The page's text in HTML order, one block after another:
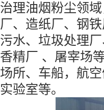
治理油烟粉尘领
厂、造纸厂、钢
污水、垃圾处理
香精厂 、屠宰场
场所、车船，航
实验室等。